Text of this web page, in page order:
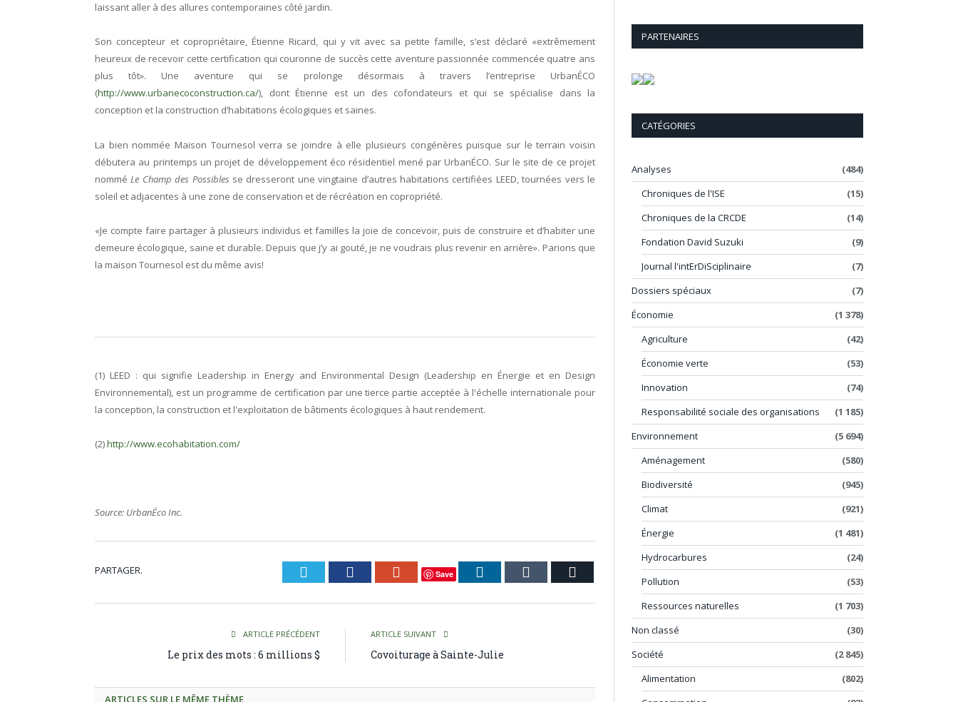
laissant aller à des allures contemporaines côté jardin.
Son concepteur et copropriétaire, Étienne Ricard, qui y vit avec sa petite famille, s’est déclaré «extrêmement
heureux de recevoir cette certification qui couronne de succès cette aventure passionnée commencée quatre ans
plus tôt». Une aventure qui se prolonge désormais à travers l’entreprise UrbanÉCO
(http://www.urbanecoconstruction.ca/), dont Étienne est un des cofondateurs et qui se spécialise dans la
conception et la construction d’habitations écologiques et saines.
La bien nommée Maison Tournesol verra se joindre à elle plusieurs congénères puisque sur le terrain voisin
débutera au printemps un projet de développement éco résidentiel mené par UrbanÉCO. Sur le site de ce projet
nommé Le Champ des Possibles se dresseront une vingtaine d’autres habitations certifiées LEED, tournées vers le
soleil et adjacentes à une zone de conservation et de récréation en copropriété.
«Je compte faire partager à plusieurs individus et familles la joie de concevoir, puis de construire et d’habiter une
demeure écologique, saine et durable. Depuis que j’y ai gouté, je ne voudrais plus revenir en arrière». Parions que
la maison Tournesol est du même avis!
(1) LEED : qui signifie Leadership in Energy and Environmental Design (Leadership en Énergie et en Design
Environnemental), est un programme de certification par une tierce partie acceptée à l'échelle internationale pour
la conception, la construction et l'exploitation de bâtiments écologiques à haut rendement.
(2)http://www.ecohabitation.com/
Source: UrbanÉco Inc.
PARTAGER. Twitter Facebook Google+
Save LinkedIn Tumblr
ARTICLE PRÉCÉDENT
Le prix des mots : 6 millions $
ARTICLE SUIVANT
Covoiturage à Sainte-Julie
ARTICLES SUR LE MÊME THÈME
PARTENAIRES
CATÉGORIES
Analyses
(484)
Chroniques de l'ISE
(15)
Chroniques de la CRCDE
(14)
Fondation David Suzuki
(9)
Journal l'intErDiSciplinaire
(7)
Dossiers spéciaux
(7)
Économie
(1 378)
Agriculture
(42)
Économie verte
(53)
Innovation
(74)
Responsabilité sociale des organisations
(1 185)
Environnement
(5 694)
Aménagement
(580)
Biodiversité
(945)
Climat
(921)
Énergie
(1 481)
Hydrocarbures
(24)
Pollution
(53)
Ressources naturelles
(1 703)
Non classé
(30)
Société
(2 845)
Alimentation
(802)